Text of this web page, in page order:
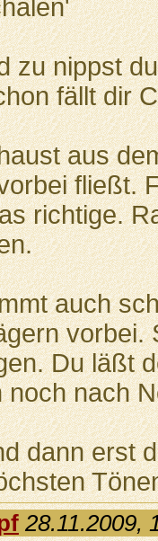
zu nippst
fällt dir
aus
fließt.
richtige.
auch
vorbei.
Du läßt
noch nach
dann erst
28.11.2009,